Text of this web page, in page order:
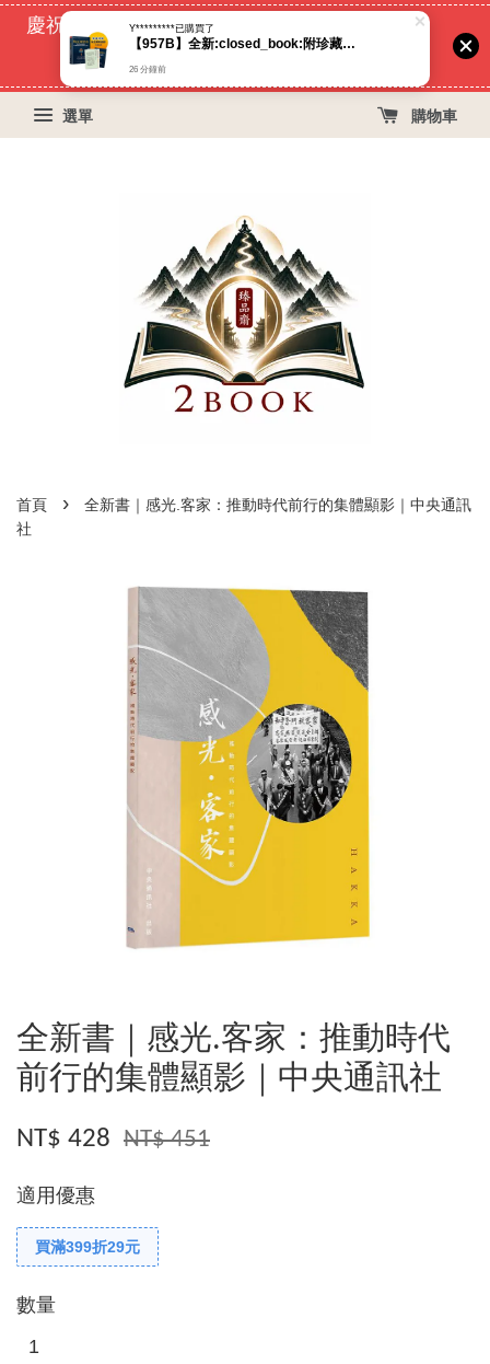
慶祝蝦皮好評過萬！買399免運費, 再立折29元
53天
選單 購物車
首頁 ›
全新書｜感光.客家：推動時代前行的集體顯影｜中央通訊
社
全新書｜感光.客家：推動時代
前行的集體顯影｜中央通訊社
NT$ 428 NT$ 451
適用優惠
買滿399折29元
數量
Y*********已購買了
【957B】全新:closed_book:附珍藏拉頁《納瓦爾寶典：從白手起家到財務自由，矽谷傳奇創投家的投資哲學與人生智慧》艾瑞克喬根森、臻品齋
26 分鐘前